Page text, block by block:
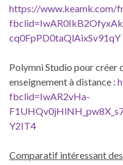
https://www.keamk.com/
cq0FpPD0taQlAixSv91qY
Polymni Studio pour créer
enseignement à distance :
fbclid=IwAR2vHa-
Y2IT4
Comparatif intéressant